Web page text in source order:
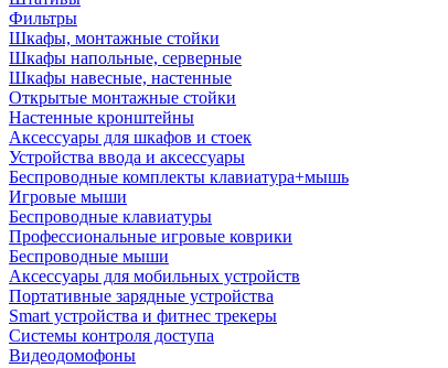
Фильтры
Шкафы, монтажные стойки
Шкафы напольные, серверные
Шкафы навесные, настенные
Открытые монтажные стойки
Настенные кронштейны
Аксессуары для шкафов и стоек
Устройства ввода и аксессуары
Беспроводные комплекты клавиатура+мышь
Игровые мыши
Беспроводные клавиатуры
Профессиональные игровые коврики
Беспроводные мыши
Аксессуары для мобильных устройств
Портативные зарядные устройства
Smart устройства и фитнес трекеры
Системы контроля доступа
Видеодомофоны